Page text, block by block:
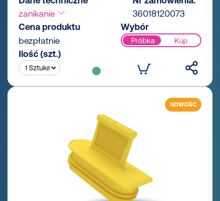
zanikanie
36018120073
Cena produktu
bezpłatnie
Wybór
Próbka Kup
Ilość (szt.)
NOWOŚĆ